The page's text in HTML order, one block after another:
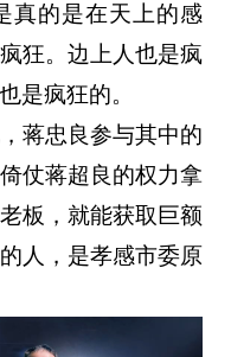
真的是在天上的感
狂。边上人也是疯
是疯狂的。
蒋忠良参与其中的
仗蒋超良的权力拿
板，就能获取巨额
人，是孝感市委原